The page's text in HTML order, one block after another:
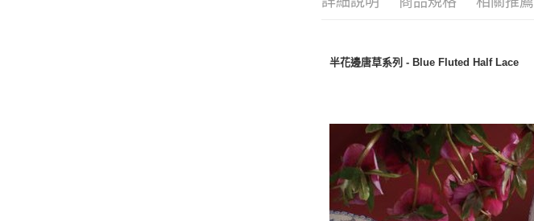
半花邊唐草系列 - Blue Fluted Half Lace